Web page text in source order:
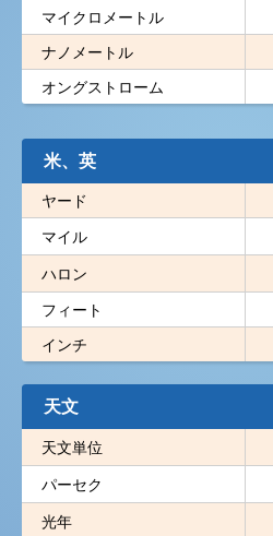
マイクロメートル
ナノメートル
オングストローム
米、英
ヤード
マイル
ハロン
フィート
インチ
天文
天文単位
パーセク
光年